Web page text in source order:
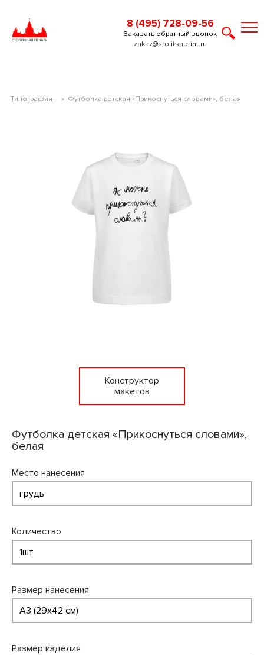
8 (495) 728-09-56
zakaz@stolitsaprint.ru
Заказать обратный звонок
Типография » Футболка детская «Прикоснуться словами», белая
Конструктор
макетов
Футболка детская «Прикоснуться словами»,
белая
Место нанесения
Количество
Размер нанесения
Размер изделия